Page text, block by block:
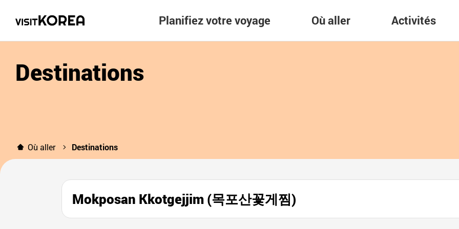
Planifiez votre voyage Où aller Activités
Destinations
Où aller Destinations
Mokposan Kkotgejjim (목포산꽃게찜)